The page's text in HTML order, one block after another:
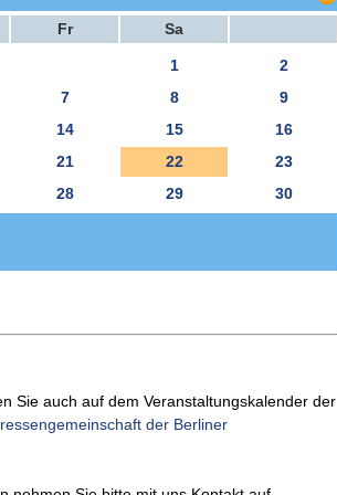
Fr Sa
1
2
7 8
9
14 15
16
21 22
23
28 29 30
Sie auch auf dem Veranstaltungskalender der
der Berliner